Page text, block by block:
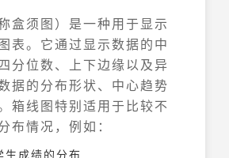
盒须图）是一种用于显示
表。它通过显示数据的中
分位数、上下边缘以及异
据的分布形状、中心趋势
箱线图特别适用于比较不
布情况，例如：
生成绩的分布